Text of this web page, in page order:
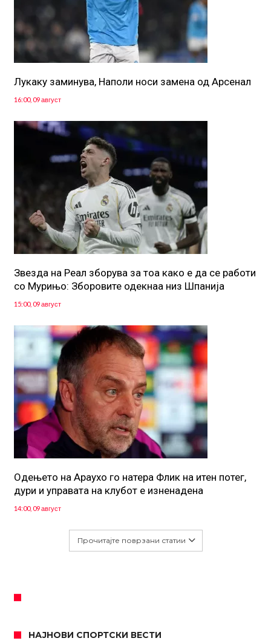
Лукаку заминува, Наполи носи замена од Арсенал
16:00, 09 август
Звезда на Реал зборува за тоа како е да се работи
со Мурињо: Зборовите одекнаа низ Шпанија
15:00, 09 август
Одењето на Араухо го натера Флик на итен потег,
дури и управата на клубот е изненадена
14:00, 09 август
Прочитајте поврзани статии
НАЈНОВИ СПОРТСКИ ВЕСТИ